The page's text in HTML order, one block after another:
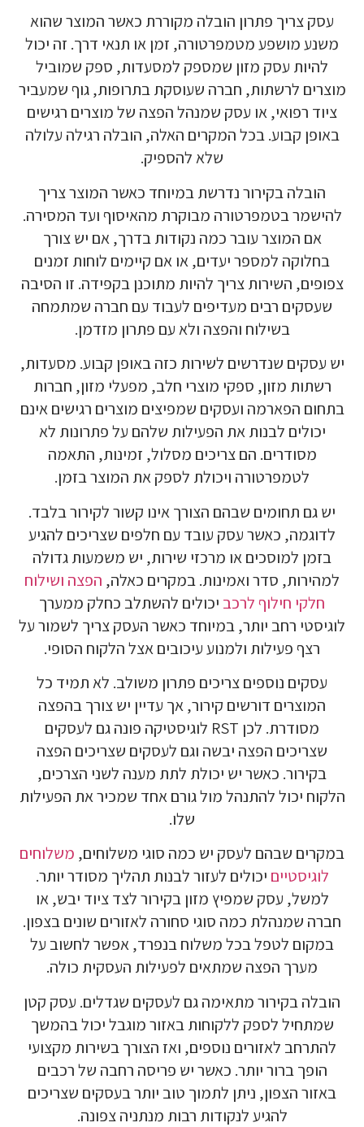
עסק צריך פתרון הובלה מקוררת כאשר המוצר שהוא
משנע מושפע מטמפרטורה, זמן או תנאי דרך. זה יכול
להיות עסק מזון שמספק למסעדות, ספק שמוביל
מוצרים לרשתות, חברה שעוסקת בתרופות, גוף שמעביר
ציוד רפואי, או עסק שמנהל הפצה של מוצרים רגישים
באופן קבוע. בכל המקרים האלה, הובלה רגילה עלולה
שלא להספיק.
הובלה בקירור נדרשת במיוחד כאשר המוצר צריך
להישמר בטמפרטורה מבוקרת מהאיסוף ועד המסירה.
אם המוצר עובר כמה נקודות בדרך, אם יש צורך
בחלוקה למספר יעדים, או אם קיימים לוחות זמנים
צפופים, השירות צריך להיות מתוכנן בקפידה. זו הסיבה
שעסקים רבים מעדיפים לעבוד עם חברה שמתמחה
בשילוח והפצה ולא עם פתרון מזדמן.
יש עסקים שנדרשים לשירות כזה באופן קבוע. מסעדות,
רשתות מזון, ספקי מוצרי חלב, מפעלי מזון, חברות
בתחום הפארמה ועסקים שמפיצים מוצרים רגישים אינם
יכולים לבנות את הפעילות שלהם על פתרונות לא
מסודרים. הם צריכים מסלול, זמינות, התאמה
לטמפרטורה ויכולת לספק את המוצר בזמן.
יש גם תחומים שבהם הצורך אינו קשור לקירור בלבד.
לדוגמה, כאשר עסק עובד עם חלפים שצריכים להגיע
בזמן למוסכים או מרכזי שירות, יש משמעות גדולה
למהירות, סדר ואמינות. במקרים כאלה, הפצה ושילוח
חלקי חילוף לרכב יכולים להשתלב כחלק ממערך
לוגיסטי רחב יותר, במיוחד כאשר העסק צריך לשמור על
רצף פעילות ולמנוע עיכובים אצל הלקוח הסופי.
עסקים נוספים צריכים פתרון משולב. לא תמיד כל
המוצרים דורשים קירור, אך עדיין יש צורך בהפצה
מסודרת. לכן RST לוגיסטיקה פונה גם לעסקים
שצריכים הפצה יבשה וגם לעסקים שצריכים הפצה
בקירור. כאשר יש יכולת לתת מענה לשני הצרכים,
הלקוח יכול להתנהל מול גורם אחד שמכיר את הפעילות
שלו.
במקרים שבהם לעסק יש כמה סוגי משלוחים, משלוחים
לוגיסטיים יכולים לעזור לבנות תהליך מסודר יותר.
למשל, עסק שמפיץ מזון בקירור לצד ציוד יבש, או
חברה שמנהלת כמה סוגי סחורה לאזורים שונים בצפון.
במקום לטפל בכל משלוח בנפרד, אפשר לחשוב על
מערך הפצה שמתאים לפעילות העסקית כולה.
הובלה בקירור מתאימה גם לעסקים שגדלים. עסק קטן
שמתחיל לספק ללקוחות באזור מוגבל יכול בהמשך
להתרחב לאזורים נוספים, ואז הצורך בשירות מקצועי
הופך ברור יותר. כאשר יש פריסה רחבה של רכבים
באזור הצפון, ניתן לתמוך טוב יותר בעסקים שצריכים
להגיע לנקודות רבות מנתניה צפונה.